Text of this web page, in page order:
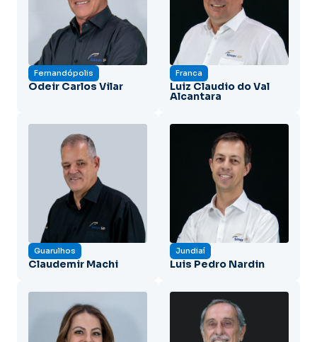
Fernandópolis
Odeir Carlos Vilar
Franca
Luiz Claudio do Val
Alcantara
Guarulhos
Claudemir Machi
Jundiaí
Luis Pedro Nardin